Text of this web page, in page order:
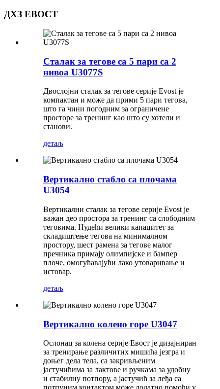
ДХЗ ЕВОСТ
Сталак за тегове са 5 пари са 2
нивоа U3077S
Двослојни сталак за тегове серије Evost је
компактан и може да прими 5 пари тегова,
што га чини погодним за ограничене
просторе за тренинг као што су хотели и
станови.
детаљ
Вертикално стабло са плочама
U3054
Вертикални сталак за тегове серије Evost је
важан део простора за тренинг са слободним
теговима. Нудећи велики капацитет за
складиштење тегова на минималном
простору, шест рамена за тегове малог
пречника примају олимпијске и бампер
плоче, омогућавајући лако утоваривање и
истовар.
детаљ
Вертикално колено горе U3047
Ослонац за колена серије Евост је дизајниран
за тренирање различитих мишића језгра и
доњег дела тела, са закривљеним
јастучићима за лактове и ручкама за удобну
и стабилну потпору, а јастучић за леђа са